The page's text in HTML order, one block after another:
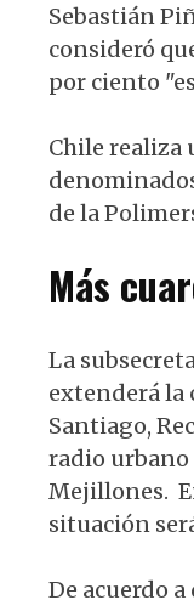
Sebastián
consideró
por ciento
Chile realiza
de la
Más
La
extenderá la
Santiago,
radio
Mejillones.
situación
De acuerdo